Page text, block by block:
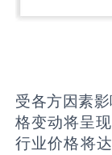
受各方因素
格变动将呈
行业价格将